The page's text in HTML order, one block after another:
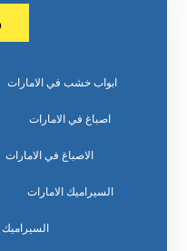
ابواب خشب في الامارات
اصباغ في الامارات
الاصباغ في الامارات
السيراميك الامارات